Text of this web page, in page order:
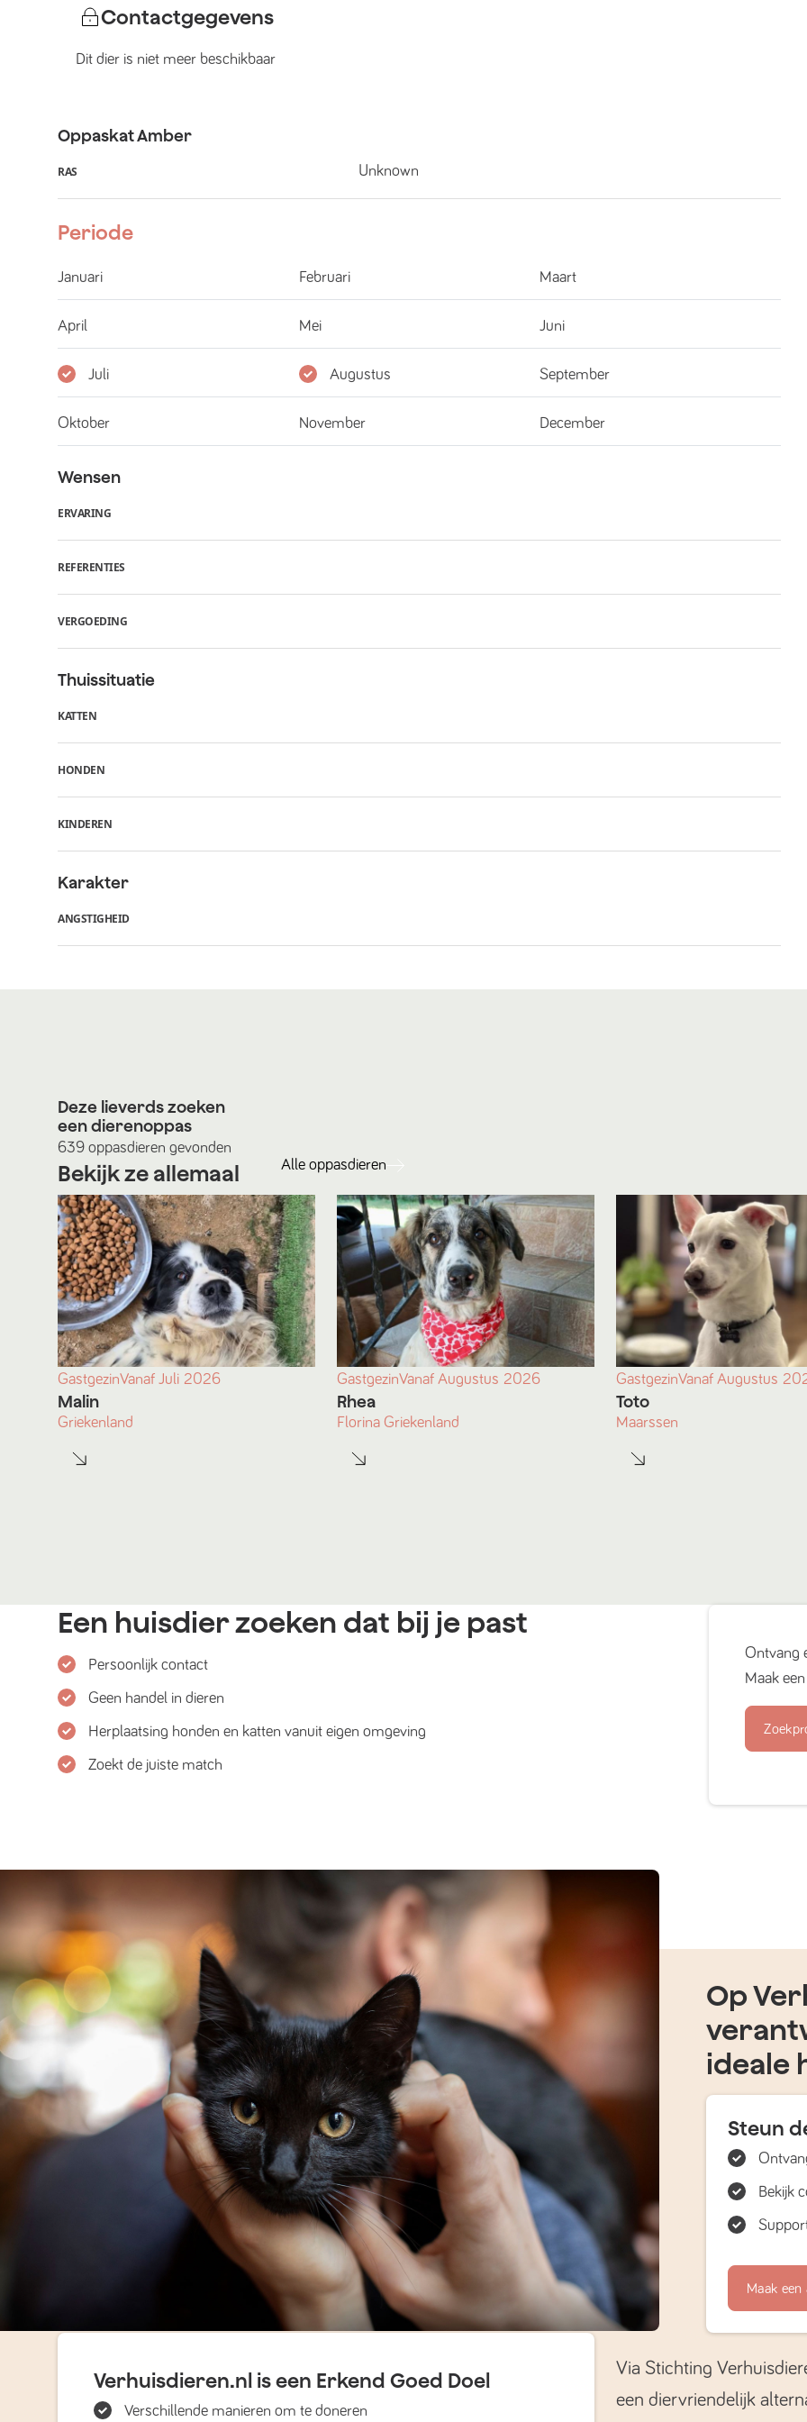
Contactgegevens
Dit dier is niet meer beschikbaar
OppaskatAmber
RAS Unknown
Periode
Januari Februari Maart
April Mei Juni
Juli Augustus September
Oktober November December
Wensen
ERVARING
REFERENTIES
VERGOEDING
Thuissituatie
KATTEN
HONDEN
KINDEREN
Karakter
ANGSTIGHEID
Deze lieverds zoeken
een dierenoppas
639 oppasdieren gevonden
Bekijk ze allemaal Alle oppasdieren
GastgezinVanaf Juli 2026
Malin
Griekenland
GastgezinVanaf Augustus 2026
Rhea
Florina Griekenland
GastgezinVanaf Augustus
Toto
Maarssen
Een huisdier zoeken dat bij je past
Persoonlijk contact
Geen handel in dieren
Herplaatsing honden en katten vanuit eigen omgeving
Zoekt de juiste match
Ontvang
Maak
Op
ideale
Steun
Bekijk
Maak
Verhuisdieren.nl is een Erkend Goed Doel
Verschillende manieren om te doneren
Via Stichting
een diervriendelijk